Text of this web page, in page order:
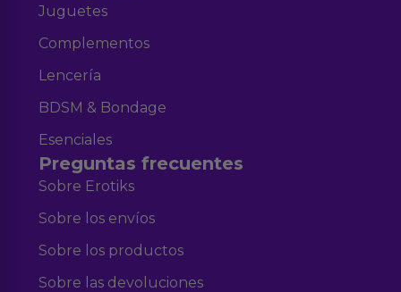
Juguetes
Complementos
Lencería
BDSM & Bondage
Esenciales
Preguntas frecuentes
Sobre Erotiks
Sobre los envíos
Sobre los productos
Sobre las devoluciones